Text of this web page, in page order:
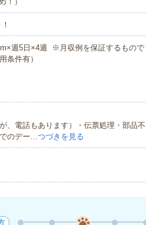
週5日×4週 ※月収例を保証するもので
条件有）
、電話もあります）・伝票処理・部品不
のデー…つづきを見る